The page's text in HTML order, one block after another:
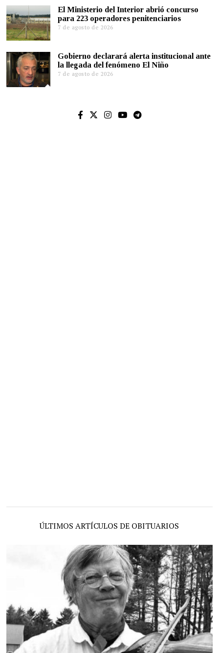
El Ministerio del Interior abrió concurso
para 223 operadores penitenciarios
7 de agosto de 2026
Gobierno declarará alerta institucional ante
la llegada del fenómeno El Niño
7 de agosto de 2026
ÚLTIMOS ARTÍCULOS DE OBITUARIOS